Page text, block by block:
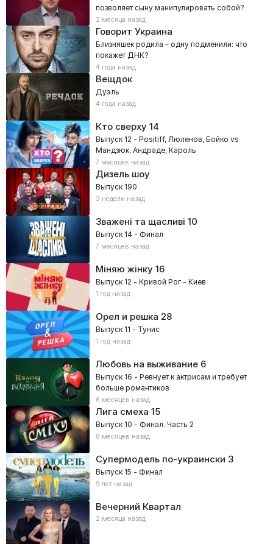
позволяет сыну манипулировать собой?
2 месяца назад
Говорит Украина
Близняшек родила – одну подменили: что
покажет ДНК?
4 года назад
Вещдок
Дуэль
4 года назад
Кто сверху14
Выпуск 12 - Positiff, Люленов, Бойко vs
Мандзюк, Андраде, Кароль
7 месяцев назад
Дизель шоу
Выпуск 190
3 недели назад
Зважені та щасливі 10
Выпуск 14 - Финал
7 месяцев назад
Міняю жінку16
Выпуск 12 - Кривой Рог – Киев
1 год назад
Орел и решка 28
Выпуск 11 - Тунис
1 год назад
Любовь на выживание6
Выпуск 16 - Ревнует к актрисам и требует
больше романтиков
6 месяцев назад
Лига смеха 15
Выпуск 10 - Финал. Часть 2
8 месяцев назад
Супермодель по-украински 3
Выпуск 15 - Финал
9 лет назад
Вечерний Квартал
2 месяца назад